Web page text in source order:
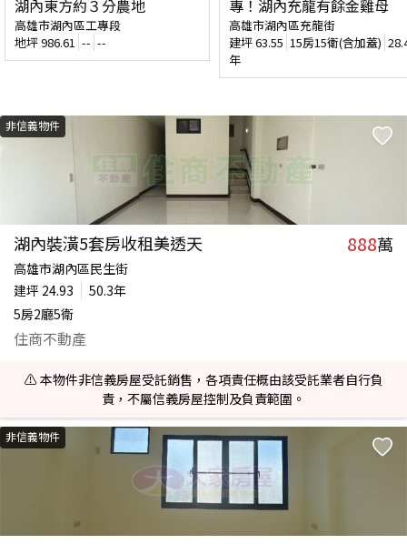
湖內東方約３分農地
高雄市湖內區工專段
地坪986.61 -- --
專！湖內充龍有餘金雞母
高雄市湖內區充龍街
建坪63.55 15房15衛(含加蓋)
年
非信義物件
湖內裝潢5套房收租美透天 888萬
高雄市湖內區民生街
建坪 24.93
50.3年
5房2廳5衛
住商不動產
⚠️ 本物件非信義房屋受託銷售，各項責任概由該受託業者自行負
責，不屬信義房屋控制及負責範圍。
非信義物件